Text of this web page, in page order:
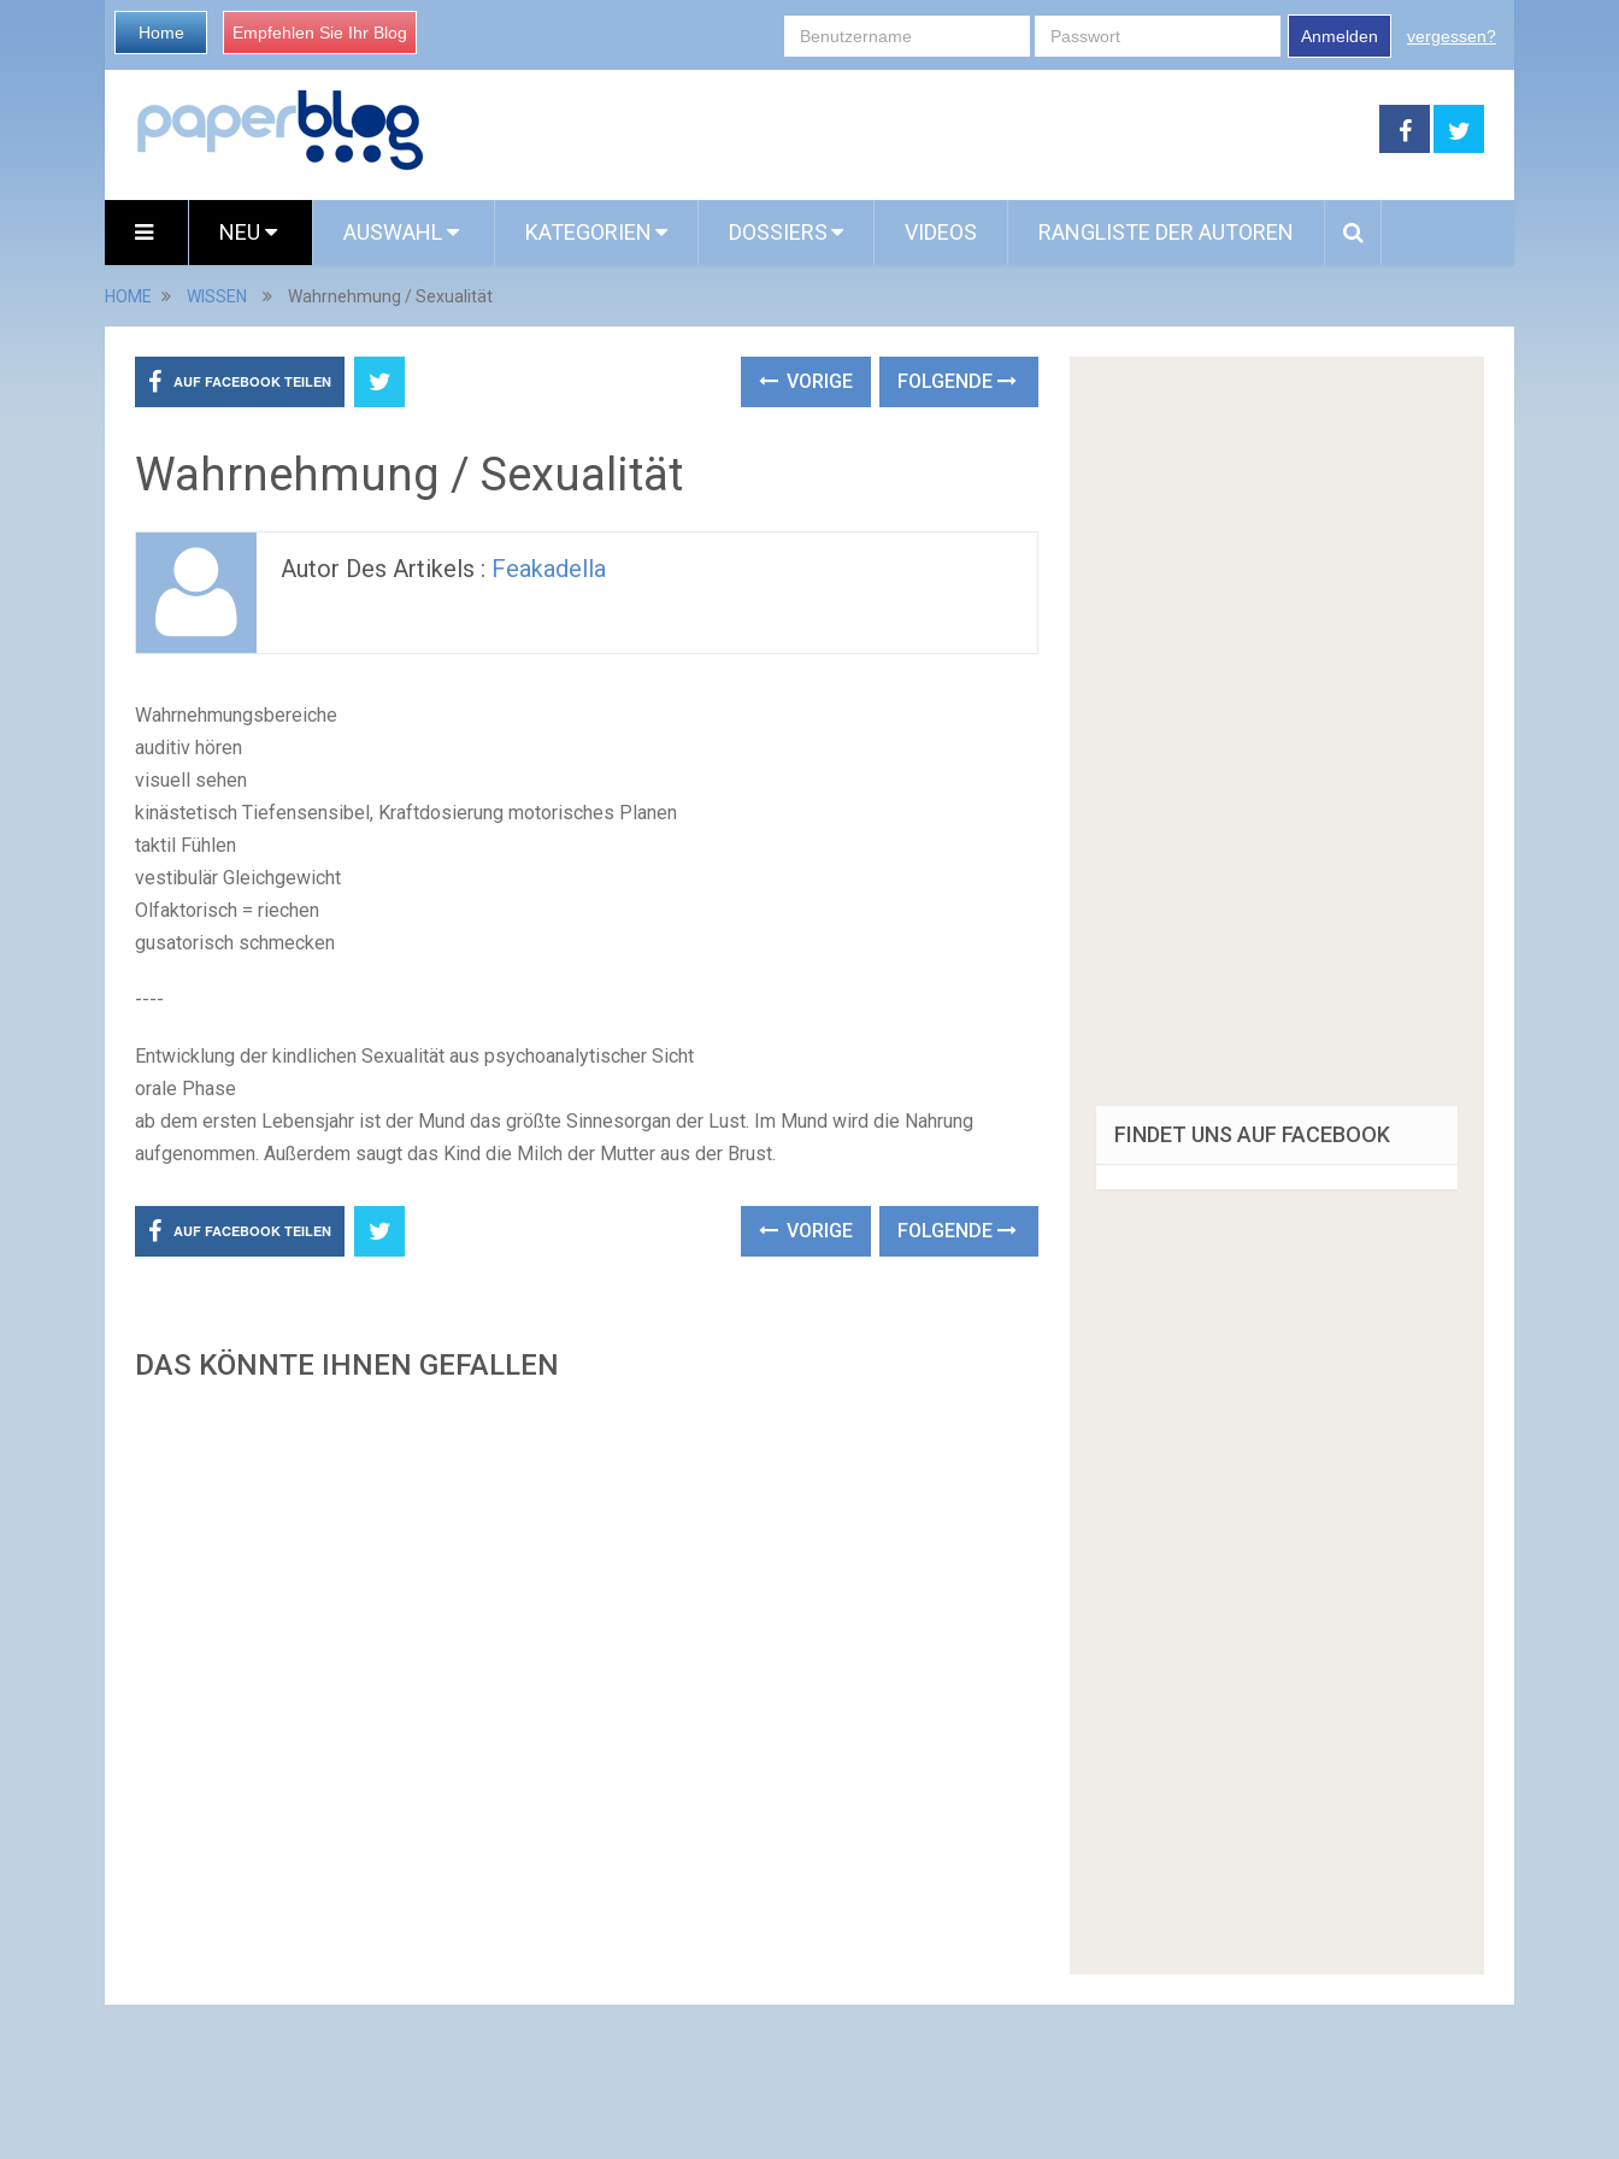
Home Empfehlen Sie Ihr Blog Anmelden vergessen?
NEU AUSWAHL KATEGORIEN DOSSIERS VIDEOS RANGLISTE DER AUTOREN
HOME WISSEN Wahrnehmung / Sexualität
AUF FACEBOOK TEILEN VORIGE FOLGENDE
Wahrnehmung / Sexualität
Autor Des Artikels : Feakadella
Wahrnehmungsbereiche
auditiv hören
visuell sehen
kinästetisch Tiefensensibel, Kraftdosierung motorisches Planen
taktil Fühlen
vestibulär Gleichgewicht
Olfaktorisch = riechen
gusatorisch schmecken
----
Entwicklung der kindlichen Sexualität aus psychoanalytischer Sicht
orale Phase
ab dem ersten Lebensjahr ist der Mund das größte Sinnesorgan der Lust. Im Mund wird die Nahrung
aufgenommen. Außerdem saugt das Kind die Milch der Mutter aus der Brust.
AUF FACEBOOK TEILEN VORIGE FOLGENDE
DAS KÖNNTE IHNEN GEFALLEN
FINDET UNS AUF FACEBOOK